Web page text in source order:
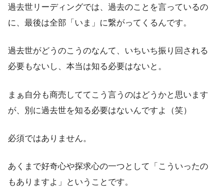
過去世リーディングでは、過去のことを言っているの
に、最後は全部「いま」に繋がってくるんです。
過去世がどうのこうのなんて、いちいち振り回される
必要もないし、本当は知る必要はないと。
まぁ自分も商売しててこう言うのはどうかと思います
が、別に過去世を知る必要はないんですよ（笑）
必須ではありません。
あくまで好奇心や探求心の一つとして「こういったの
もありますよ」ということです。